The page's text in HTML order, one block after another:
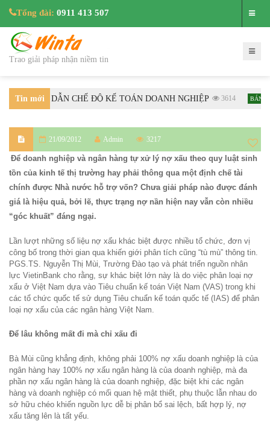
Tổng đài: 0911 413 507
Trao giải pháp nhận niềm tin
Tin mới
HƯỚNG DẪN CHẾ ĐỘ KẾ TOÁN DOANH NGHIỆP 3614 BÁN
21/09/2012 Admin 3217
Để doanh nghiệp và ngân hàng tự xử lý nợ xấu theo quy luật sinh
tồn của kinh tế thị trường hay phải thông qua một định chế tài
chính được Nhà nước hỗ trợ vốn? Chưa giải pháp nào được đánh
giá là hiệu quả, bởi lẽ, thực trạng nợ nần hiện nay vẫn còn nhiều
“góc khuất” đáng ngại.
Lần lượt những số liệu nợ xấu khác biệt được nhiều tổ chức, đơn vị
công bố trong thời gian qua khiến giới phân tích cũng “tù mù” thông tin.
PGS.TS. Nguyễn Thị Mùi, Trường Đào tạo và phát triển nguồn nhân
lực VietinBank cho rằng, sự khác biệt lớn này là do việc phân loại nợ
xấu ở Việt Nam dựa vào Tiêu chuẩn kế toán Việt Nam (VAS) trong khi
các tổ chức quốc tế sử dụng Tiêu chuẩn kế toán quốc tế (IAS) để phân
loại nợ xấu của các ngân hàng Việt Nam.
Để lâu không mất đi mà chỉ xấu đi
Bà Mùi cũng khẳng định, không phải 100% nợ xấu doanh nghiệp là của
ngân hàng hay 100% nợ xấu ngân hàng là của doanh nghiệp, mà đa
phần nợ xấu ngân hàng là của doanh nghiệp, đặc biệt khi các ngân
hàng và doanh nghiệp có mối quan hệ mật thiết, phụ thuộc lẫn nhau do
sở hữu chéo khiến nguồn lực dễ bị phân bổ sai lệch, bất hợp lý, nợ
xấu tăng lên là tất yếu.